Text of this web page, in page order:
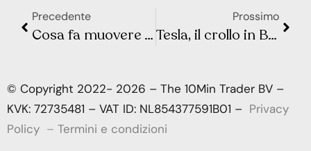
Precedente
Cosa fa muovere Wall Street e la Borsa Europea? Sintesi Macro – Settimana 10
Prossimo
Tesla, il crollo in Borsa e nelle vendite: una crisi più profonda del previsto
© Copyright 2022- 2026 – The 10Min Trader BV –
KVK: 72735481 – VAT ID: NL854377591B01 – Privacy
Policy – Termini e condizioni